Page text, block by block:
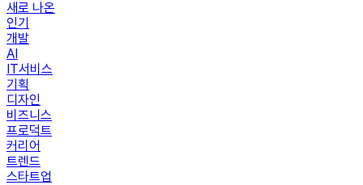
새로 나온
인기
개발
AI
IT서비스
기획
디자인
비즈니스
프로덕트
커리어
트렌드
스타트업